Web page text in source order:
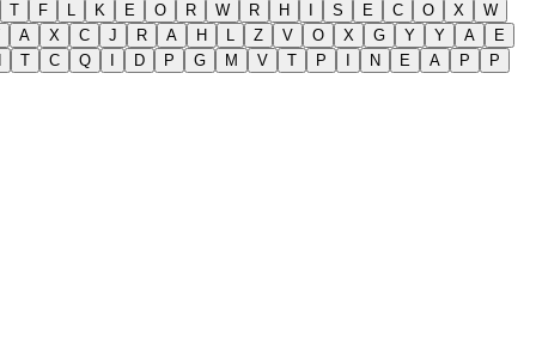
T F L K E O R W R H I S E C O X
W
A X C J R A H L Z V O X G Y Y A
E
T C Q I D P G M V T P I N E A P
P